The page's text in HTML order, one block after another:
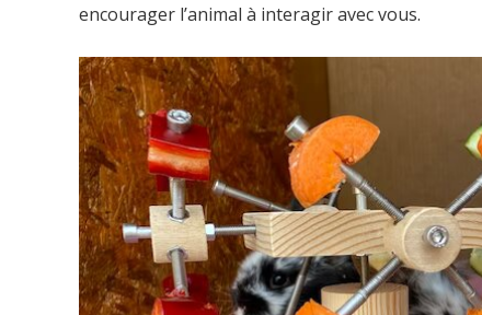
encourager l’animal à interagir avec vous.